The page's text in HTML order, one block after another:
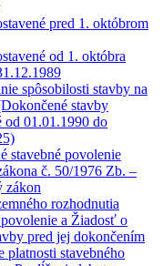
pred 1. októbrom
od 1. októbra
spôsobilosti stavby na
stavby
od 01.01.1990 do
stavebné povolenie
č. 50/1976 Zb. –
zákon
rozhodnutia
povolenie a Žiadosť o
pred jej dokončením
platnosti stavebného